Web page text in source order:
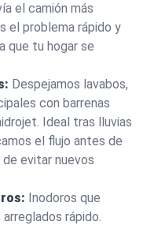
el camión más
el problema rápido y
que tu hogar se
Despejamos lavabos,
con barrenas
Ideal tras lluvias
el flujo antes de
evitar nuevos
Inodoros que
rápido.